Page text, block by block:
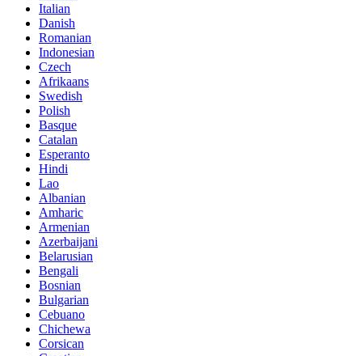
Italian
Danish
Romanian
Indonesian
Czech
Afrikaans
Swedish
Polish
Basque
Catalan
Esperanto
Hindi
Lao
Albanian
Amharic
Armenian
Azerbaijani
Belarusian
Bengali
Bosnian
Bulgarian
Cebuano
Chichewa
Corsican